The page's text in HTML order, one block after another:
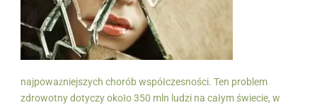
najpoważniejszych chorób współczesności. Ten problem
zdrowotny dotyczy około 350 mln ludzi na całym świecie, w